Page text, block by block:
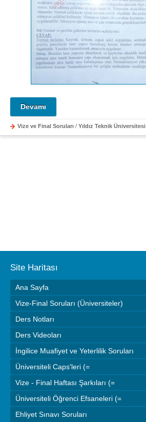
Devamı
Vize ve Final Soruları / Yıldız Teknik Üniversitesi
Site Haritası
Ana Sayfa
Vize-Final Soruları (Üniversiteler)
Ders Notları
Ders Videoları
İngilice Muafiyet ve Yeterlilik Soruları
Üniversiteli Caps'leri (=
Vize - Final Haftası Şarkıları (=
Üniversiteli Öğrenci Efsaneleri (=
Ehliyet Sınavı Soruları